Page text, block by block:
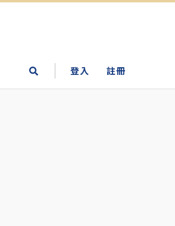
登入 註冊